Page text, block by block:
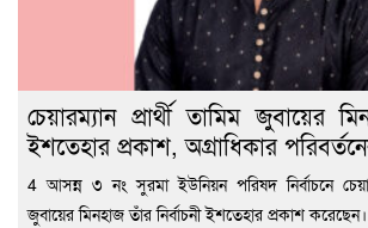
চেয়ারম্যান প্রার্থী তামিম জুবায়ের
ইশতেহার প্রকাশ, অগ্রাধিকার
4 আসন্ন ৩ নং সুরমা ইউনিয়ন পরিষদ নির্বাচনে
জুবায়ের মিনহাজ তাঁর নির্বাচনী ইশতেহার প্রকাশ